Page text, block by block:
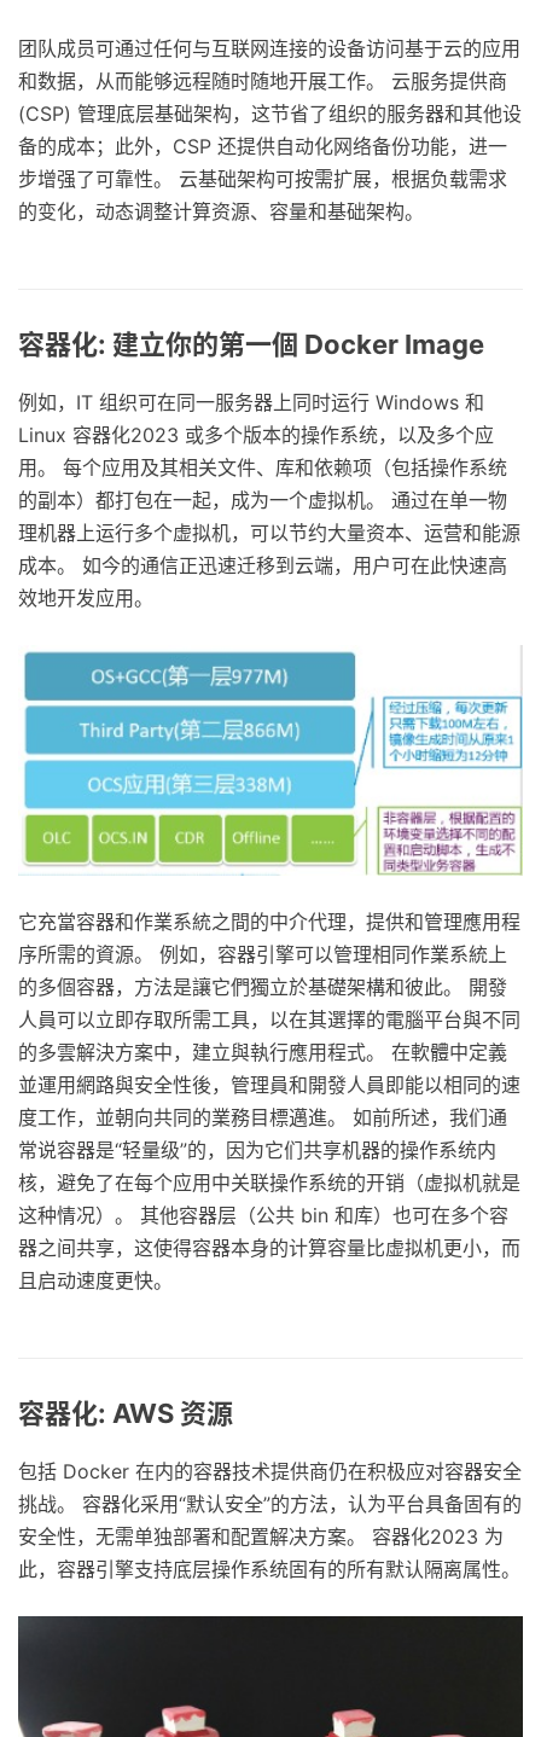
团队成员可通过任何与互联网连接的设备访问基于云的应用
和数据，从而能够远程随时随地开展工作。 云服务提供商
(CSP) 管理底层基础架构，这节省了组织的服务器和其他设
备的成本；此外，CSP 还提供自动化网络备份功能，进一
步增强了可靠性。 云基础架构可按需扩展，根据负载需求
的变化，动态调整计算资源、容量和基础架构。
容器化: 建立你的第一個 Docker Image
例如，IT 组织可在同一服务器上同时运行 Windows 和
Linux 容器化2023 或多个版本的操作系统，以及多个应
用。 每个应用及其相关文件、库和依赖项（包括操作系统
的副本）都打包在一起，成为一个虚拟机。 通过在单一物
理机器上运行多个虚拟机，可以节约大量资本、运营和能源
成本。 如今的通信正迅速迁移到云端，用户可在此快速高
效地开发应用。
它充當容器和作業系統之間的中介代理，提供和管理應用程
序所需的資源。 例如，容器引擎可以管理相同作業系統上
的多個容器，方法是讓它們獨立於基礎架構和彼此。 開發
人員可以立即存取所需工具，以在其選擇的電腦平台與不同
的多雲解決方案中，建立與執行應用程式。 在軟體中定義
並運用網路與安全性後，管理員和開發人員即能以相同的速
度工作，並朝向共同的業務目標邁進。 如前所述，我们通
常说容器是“轻量级”的，因为它们共享机器的操作系统内
核，避免了在每个应用中关联操作系统的开销（虚拟机就是
这种情况）。 其他容器层（公共 bin 和库）也可在多个容
器之间共享，这使得容器本身的计算容量比虚拟机更小，而
且启动速度更快。
容器化: AWS 资源
包括 Docker 在内的容器技术提供商仍在积极应对容器安全
挑战。 容器化采用“默认安全”的方法，认为平台具备固有的
安全性，无需单独部署和配置解决方案。 容器化2023 为
此，容器引擎支持底层操作系统固有的所有默认隔离属性。